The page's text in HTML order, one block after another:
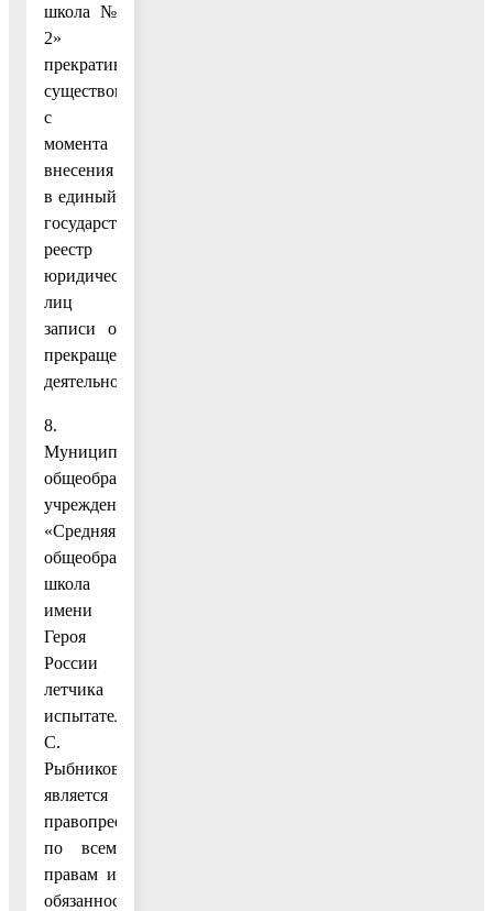
школа №
2»
прекратившим
существование
с
момента
внесения
в единый
государственный
реестр
юридических
лиц
записи о
прекращении
деятельности.
8.
Муниципальное
общеобразовательное
учреждение
«Средняя
общеобразовательная
школа
имени
Героя
России
летчика
испытателя
С.
Рыбникова»
является
правопреемником
по всем
правам и
обязанностям